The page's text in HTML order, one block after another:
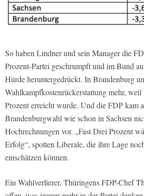
So haben Lindner und sein Manager die
Prozent-Partei geschrumpft und im Bund
Hürde heruntergedrückt. In Brandenburg
Wahlkampfkostenrückerstattung mehr,
Prozent erreicht wurde. Und die FDP kam
Brandenburgwahl wie schon in Sachsen
Hochrechnungen vor. „Fast Drei Prozent
Erfolg“, spotten Liberale, die ihre Lage
einschätzen können.
Ein Wahlverlierer, Thüringens FDP-Chef